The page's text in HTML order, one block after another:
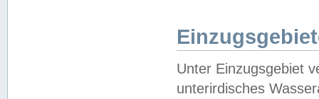
Unter Einzugsgebiet
unterirdisches